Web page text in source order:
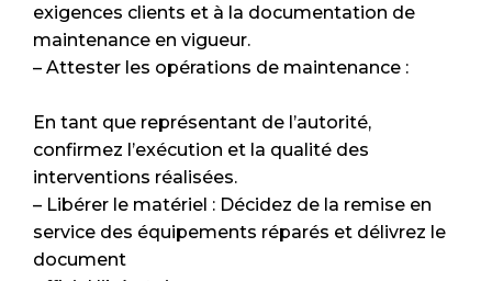
exigences clients et à la documentation de
maintenance en vigueur.
– Attester les opérations de maintenance :
En tant que représentant de l’autorité,
confirmez l’exécution et la qualité des
interventions réalisées.
– Libérer le matériel : Décidez de la remise en
service des équipements réparés et délivrez le
document